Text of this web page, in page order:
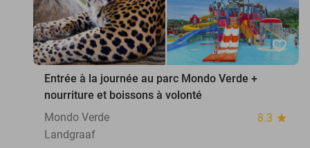
favorite_border
Entrée à la journée au parc Mondo Verde +
nourriture et boissons à volonté
Mondo Verde
8.3 star
Landgraaf